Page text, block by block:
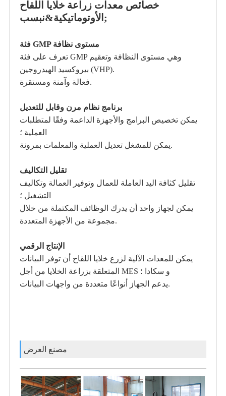
خصائص معدات زراعة خلايا اللقاح
الأوتوماتيكية&نبسب;
فئة GMP مستوى نظافة
تعرف على فئة GMP وهي مستوى النظافة وتعقيم
بيروكسيد الهيدروجين (VHP).
فعالة وآمنة ومستقرة.
برنامج نظام مرن وقابل للتعديل
يمكن تخصيص البرامج والأجهزة الداعمة وفقًا لمتطلبات
العملية ؛
يمكن للمشغل تعديل العملية والمعلمات بمرونة.
تقليل التكاليف
تقليل كثافة اليد العاملة للعمال وتوفير العمالة وتكاليف
التشغيل ؛
يمكن لجهاز واحد أن يدرك الوظائف المكتملة من خلال
مجموعة من الأجهزة المتعددة.
الإنتاج الرقمي
يمكن للمعدات الآلية لزرع خلايا اللقاح أن توفر البيانات
المتعلقة بزراعة الخلايا من أجل MES و سكادا ؛
يدعم الجهاز أنواعًا متعددة من واجهات البيانات.
مصنع العرض